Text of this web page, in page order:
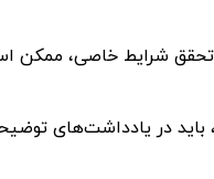
تحقق شرایط خاصی،
باید در یادداشت‌های